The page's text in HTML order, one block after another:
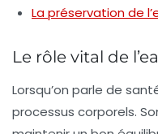
La préservation de
Le rôle vital de
Lorsqu’on parle de
processus corporels.